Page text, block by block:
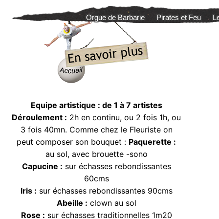
Orgue de Barbarie Pirates et Feu
Equipe artistique : de 1 à 7 artistes
Déroulement : 2h en continu, ou 2 fois 1h, ou
3 fois 40mn. Comme chez le Fleuriste on
peut composer son bouquet : Paquerette :
au sol, avec brouette -sono
Capucine : sur échasses rebondissantes
60cms
Iris : sur échasses rebondissantes 90cms
Abeille : clown au sol
Rose : sur échasses traditionnelles 1m20